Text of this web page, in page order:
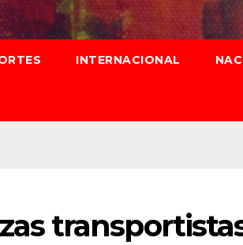
INTERNACIONAL